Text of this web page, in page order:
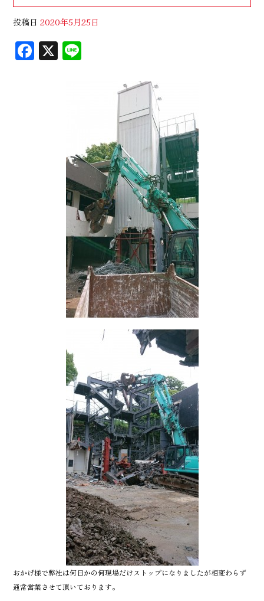
投稿日 2020年5月25日
F X
おかげ様で弊社は何日かの何現場だけストップになりましたが相変わらず
通常営業させて頂いております。